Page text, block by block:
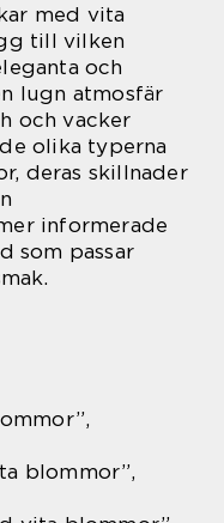
med vita
till vilken
och
lugn atmosfär
och vacker
olika typerna
deras skillnader
informerade
som passar
blommor”,